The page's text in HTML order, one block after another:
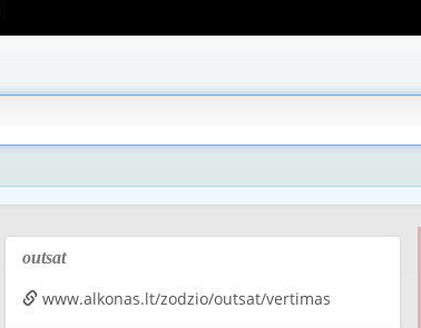
outsat
www.alkonas.lt/zodzio/outsat/vertimas